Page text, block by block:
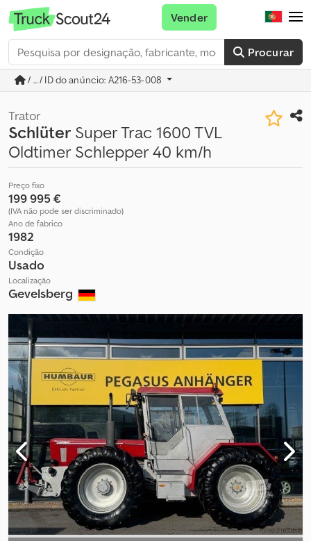
Procurar
Vender
/ ... / ID do anúncio: A216-53-008
Trator
Schlüter Super Trac 1600 TVL
Oldtimer Schlepper 40 km/h
Preço fixo
199 995 €
(IVA não pode ser discriminado)
Ano de fabrico
1982
Condição
Usado
Localização
Gevelsberg